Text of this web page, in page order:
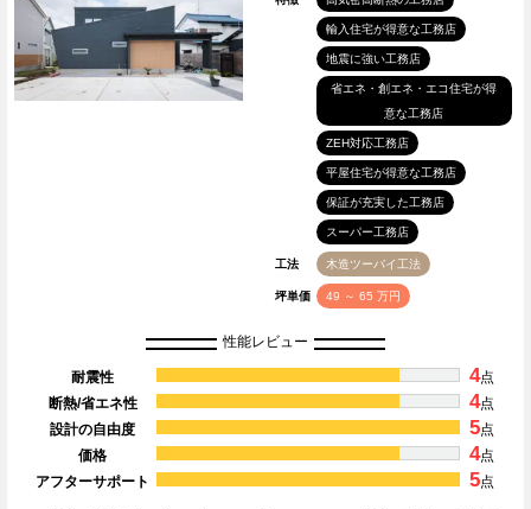
輸入住宅が得意な工務店
地震に強い工務店
省エネ・創エネ・エコ住宅が得
意な工務店
ZEH対応工務店
平屋住宅が得意な工務店
保証が充実した工務店
スーパー工務店
工法 木造ツーバイ工法
坪単価 49 ～ 65 万円
性能レビュー
耐震性 4点
断熱/省エネ性
4点
設計の自由度
5点
価格
4点
アフターサポート
5点